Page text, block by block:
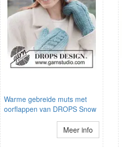
Warme gebreide muts met
oorflappen van DROPS Snow
Meer info